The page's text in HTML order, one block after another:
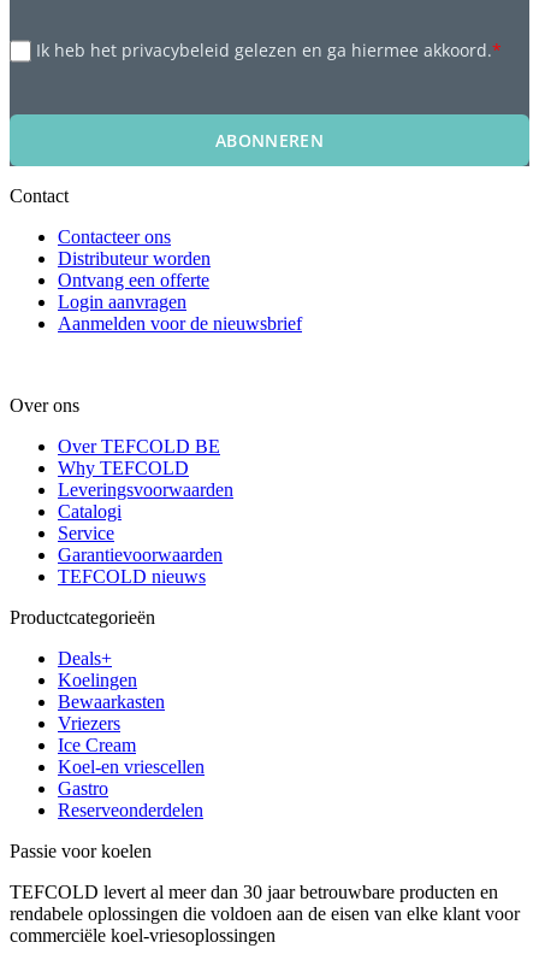
Ik heb het privacybeleid gelezen en ga hiermee akkoord.*
ABONNEREN
Contact
Contacteer ons
Distributeur worden
Ontvang een offerte
Login aanvragen
Aanmelden voor de nieuwsbrief
Over ons
Over TEFCOLD BE
Why TEFCOLD
Leveringsvoorwaarden
Catalogi
Service
Garantievoorwaarden
TEFCOLD nieuws
Productcategorieën
Deals+
Koelingen
Bewaarkasten
Vriezers
Ice Cream
Koel-en vriescellen
Gastro
Reserveonderdelen
Passie voor koelen
TEFCOLD levert al meer dan 30 jaar betrouwbare producten en
rendabele oplossingen die voldoen aan de eisen van elke klant voor
commerciële koel-vriesoplossingen